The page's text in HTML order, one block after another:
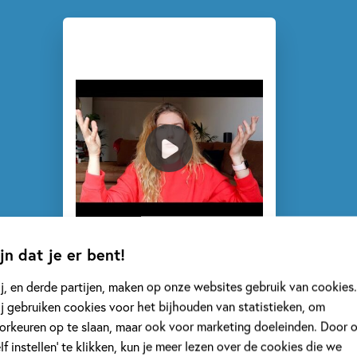
dat je er bent!
en derde partijen, maken op onze websites gebruik van cookies.
gebruiken cookies voor het bijhouden van statistieken, om
op te slaan, maar ook voor marketing doeleinden. Door
instellen’ te klikken, kun je meer lezen over de cookies die we